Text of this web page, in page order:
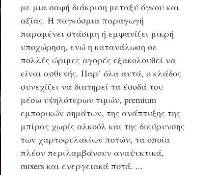
με μια σαφή διάκριση μεταξύ όγκου και
αξίας. Η παγκόσμια παραγωγή
παραμένει στάσιμη ή εμφανίζει μικρή
υποχώρηση, ενώ η κατανάλωση σε
πολλές ώριμες αγορές εξακολουθεί να
είναι ασθενής. Παρ’ όλα αυτά, ο κλάδος
συνεχίζει να διατηρεί τα έσοδά του
μέσω υψηλότερων τιμών, premium
εμπορικών σημάτων, της ανάπτυξης της
μπίρας χωρίς αλκοόλ και της διεύρυνσης
των χαρτοφυλακίων ποτών, τα οποία
πλέον περιλαμβάνουν αναψυκτικά,
mixers και ενεργειακά ποτά.